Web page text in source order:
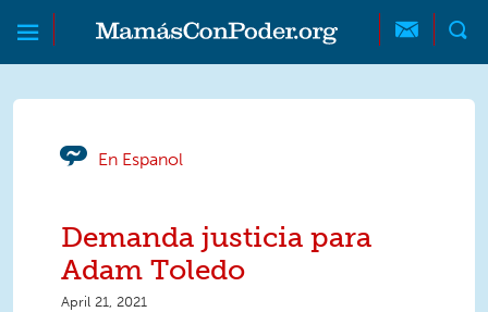
Skip to main content
Skip to main content
MamásConPoder
En Espanol
Demanda justicia para
Adam Toledo
April 21, 2021